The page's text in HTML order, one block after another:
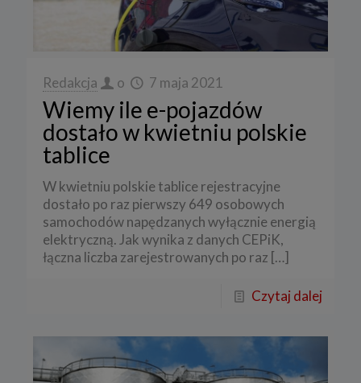
Redakcja o 7 maja 2021
Wiemy ile e-pojazdów
dostało w kwietniu polskie
tablice
W kwietniu polskie tablice rejestracyjne
dostało po raz pierwszy 649 osobowych
samochodów napędzanych wyłącznie energią
elektryczną. Jak wynika z danych CEPiK,
łączna liczba zarejestrowanych po raz […]
Czytaj dalej